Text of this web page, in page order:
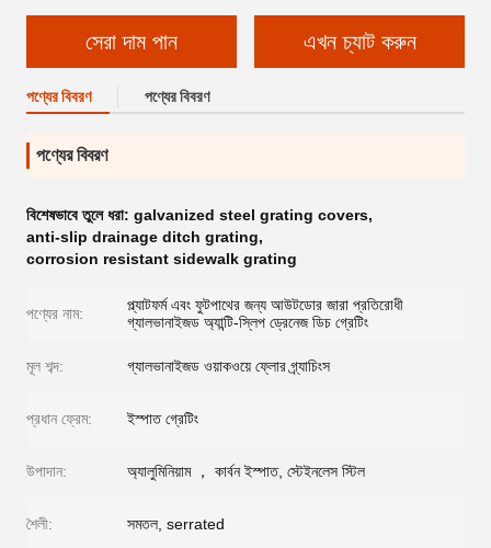
সেরা দাম পান এখন চ্যাট করুন
পণ্যের বিবরণ পণ্যের বিবরণ
পণ্যের বিবরণ
বিশেষভাবে তুলে ধরা: galvanized steel grating covers,
anti-slip drainage ditch grating,
corrosion resistant sidewalk grating
পণ্যের নাম:
প্ল্যাটফর্ম এবং ফুটপাথের জন্য আউটডোর জারা প্রতিরোধী
গ্যালভানাইজড অ্যান্টি-স্লিপ ড্রেনেজ ডিচ গ্রেটিং
মূল শব্দ: গ্যালভানাইজড ওয়াকওয়ে ফ্লোর গ্র্যাচিংস
প্রধান ফ্রেম: ইস্পাত গ্রেটিং
উপাদান: অ্যালুমিনিয়াম ， কার্বন ইস্পাত, স্টেইনলেস স্টিল
শৈলী: সমতল, serrated